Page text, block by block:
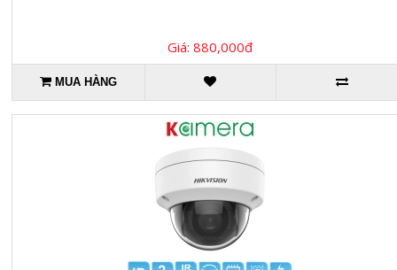
Giá: 880,000đ
MUA HÀNG